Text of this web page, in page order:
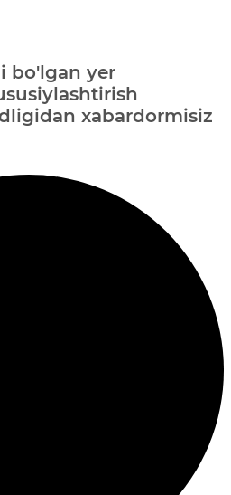
bo'lgan yer
xabardormisiz